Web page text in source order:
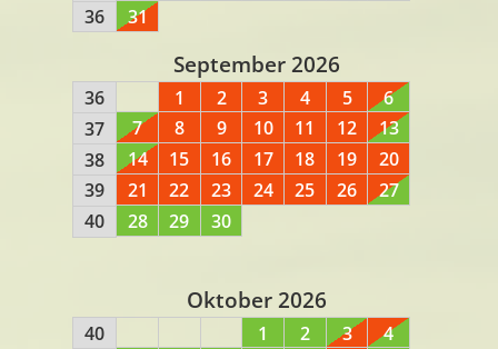
36
31
September 2026
36
37
38
39
40
1 2 3 4 5
6
7
8 9 10 11 12
13
14
15 16 17 18 19
20
21
22 23 24 25 26
27
28
29 30
Oktober 2026
40
1 2 3
4